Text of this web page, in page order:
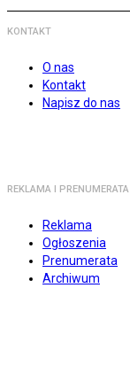
KONTAKT
O nas
Kontakt
Napisz do nas
REKLAMA I PRENUMERATA
Reklama
Ogłoszenia
Prenumerata
Archiwum